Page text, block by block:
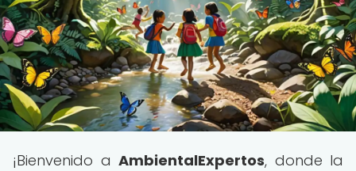
¡Bienvenido a AmbientalExpertos, donde la